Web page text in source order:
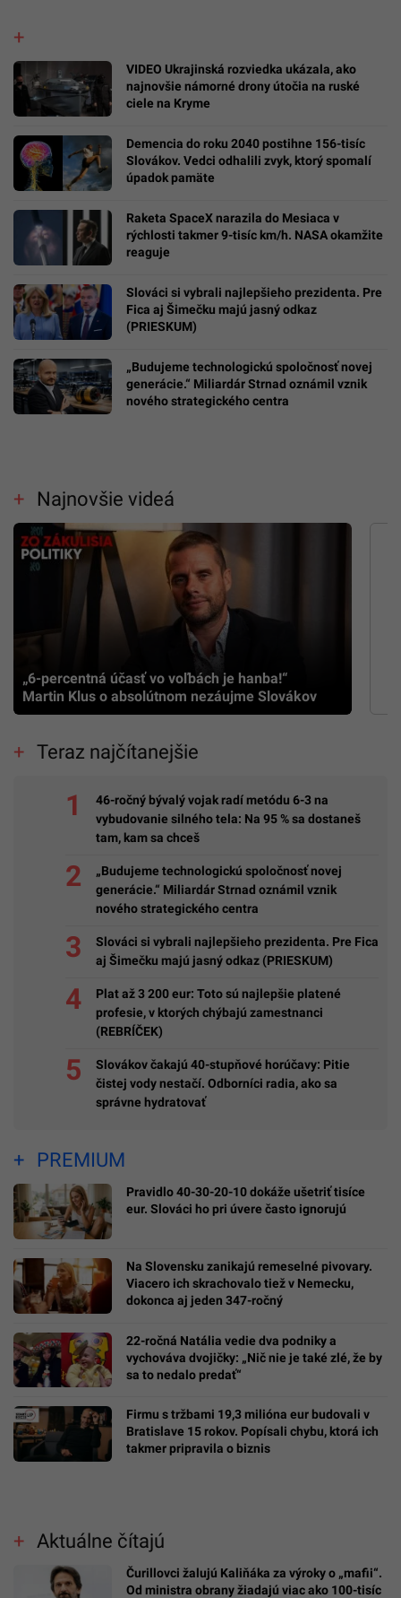
VIDEO Ukrajinská rozviedka ukázala, ako
najnovšie námorné drony útočia na ruské
ciele na Kryme
Demencia do roku 2040 postihne 156-tisíc
Slovákov. Vedci odhalili zvyk, ktorý spomalí
úpadok pamäte
Raketa SpaceX narazila do Mesiaca v
rýchlosti takmer 9-tisíc km/h. NASA okamžite
reaguje
Slováci si vybrali najlepšieho prezidenta. Pre
Fica aj Šimečku majú jasný odkaz
(PRIESKUM)
„Budujeme technologickú spoločnosť novej
generácie.“ Miliardár Strnad oznámil vznik
nového strategického centra
Najnovšie videá
„6-percentná účasť vo voľbách je hanba!“
Martin Klus o absolútnom nezáujme Slovákov
Teraz najčítanejšie
46-ročný bývalý vojak radí metódu 6-3 na
vybudovanie silného tela: Na 95 % sa dostaneš
tam, kam sa chceš
„Budujeme technologickú spoločnosť novej
generácie.“ Miliardár Strnad oznámil vznik
nového strategického centra
Slováci si vybrali najlepšieho prezidenta. Pre Fica
aj Šimečku majú jasný odkaz (PRIESKUM)
Plat až 3 200 eur: Toto sú najlepšie platené
profesie, v ktorých chýbajú zamestnanci
(REBRÍČEK)
Slovákov čakajú 40-stupňové horúčavy: Pitie
čistej vody nestačí. Odborníci radia, ako sa
správne hydratovať
PREMIUM
Pravidlo 40-30-20-10 dokáže ušetriť tisíce
eur. Slováci ho pri úvere často ignorujú
Na Slovensku zanikajú remeselné pivovary.
Viacero ich skrachovalo tiež v Nemecku,
dokonca aj jeden 347-ročný
22-ročná Natália vedie dva podniky a
vychováva dvojičky: „Nič nie je také zlé, že by
sa to nedalo predať“
Firmu s tržbami 19,3 milióna eur budovali v
Bratislave 15 rokov. Popísali chybu, ktorá ich
takmer pripravila o biznis
Aktuálne čítajú
Čurillovci žalujú Kaliňáka za výroky o „mafii“.
Od ministra obrany žiadajú viac ako 100-tisíc